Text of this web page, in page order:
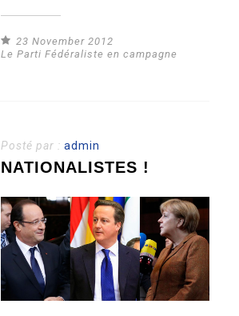
23 November 2012
Le Parti Fédéraliste en campagne
Posté par :admin
NATIONALISTES !